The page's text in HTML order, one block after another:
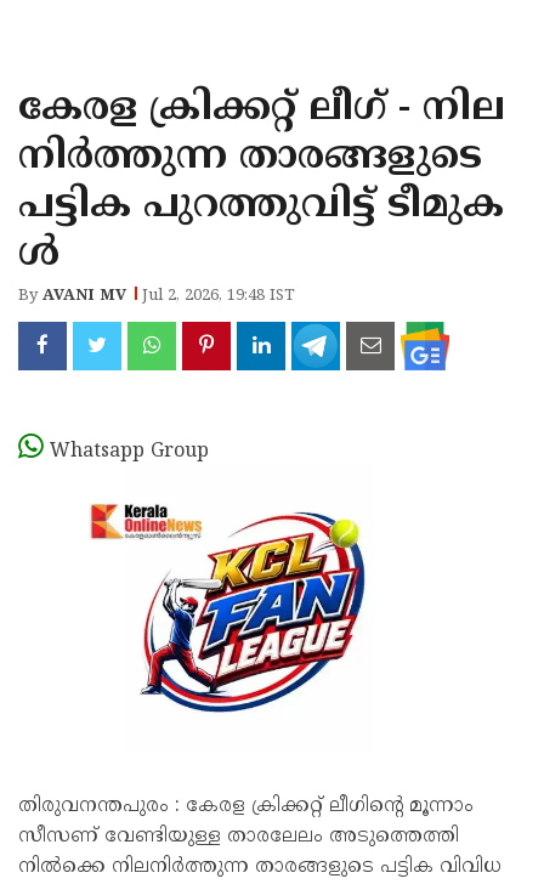
KANNUR
KASARAGOD
കേരള ക്രിക്കറ്റ് ലീഗ് - നില
നിർത്തുന്ന താരങ്ങളുടെ
പട്ടിക പുറത്തുവിട്ട് ടീമുക
ൾ
ByAVANI MV Jul 2, 2026, 19:48 IST
Whatsapp Group
തിരുവനന്തപുരം : കേരള ക്രിക്കറ്റ് ലീഗിന്റെ മൂന്നാം
സീസണ് വേണ്ടിയുള്ള താരലേലം അടുത്തെത്തി
നിൽക്കെ നിലനിർത്തുന്ന താരങ്ങളുടെ പട്ടിക വിവിധ